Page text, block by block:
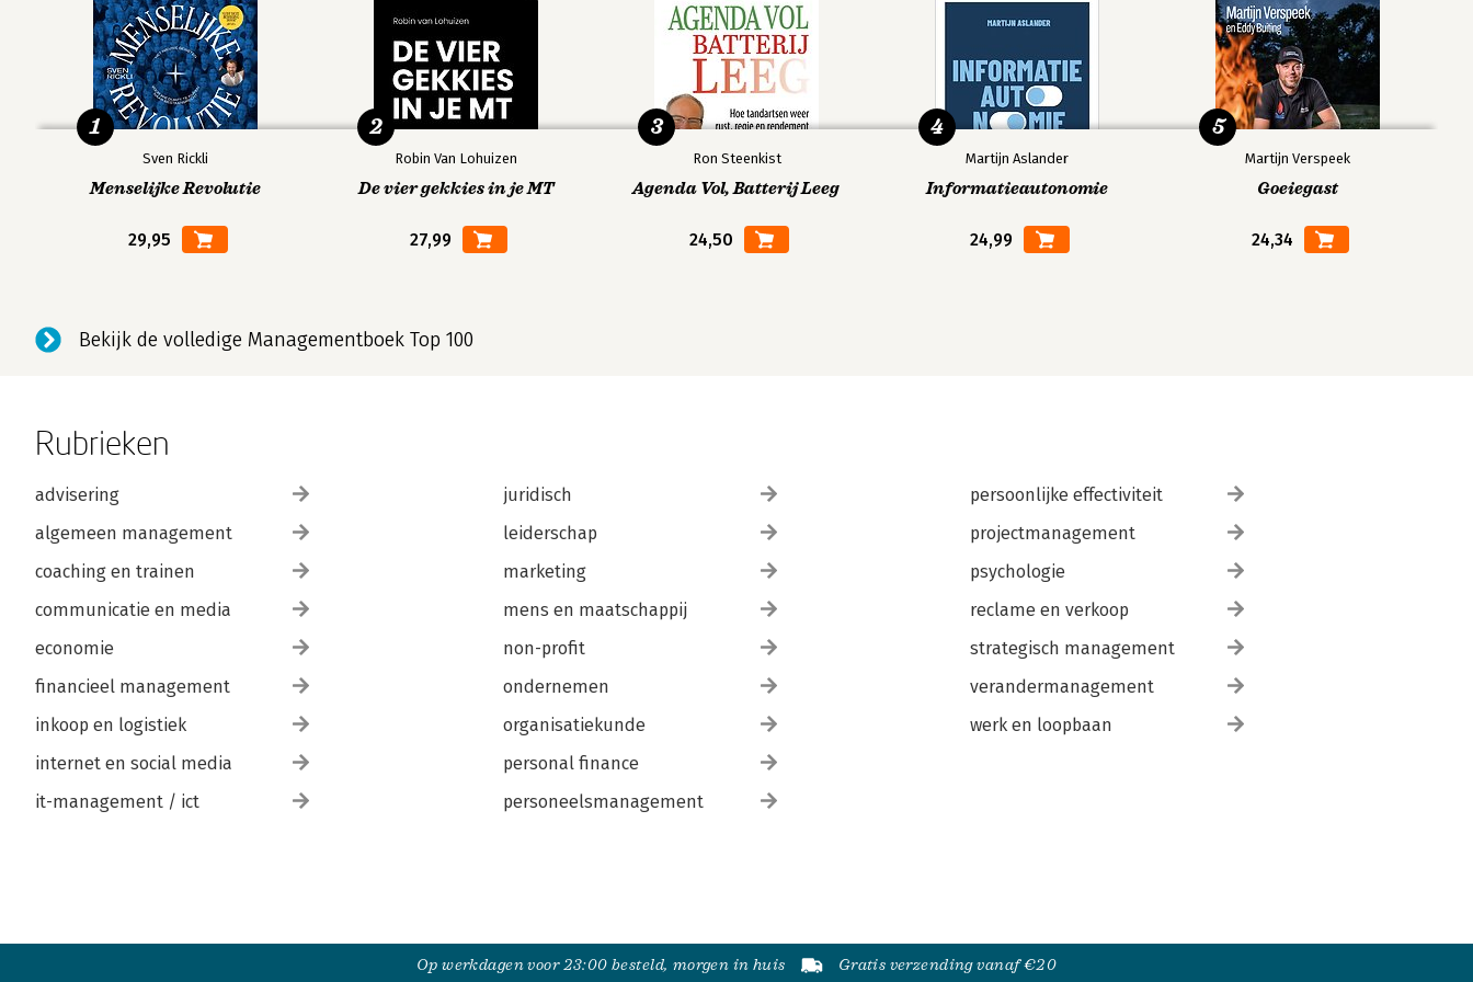
Sven Rickli
Menselijke Revolutie
29,95
1
Robin Van Lohuizen
De vier gekkies in je MT
27,99
2
Ron Steenkist
Agenda Vol, Batterij Leeg
24,50
3
Martijn Aslander
Informatieautonomie
24,99
4
Martijn Verspeek
Goeiegast
24,34
5
Bekijk de volledige Managementboek Top 100
Rubrieken
advisering
algemeen management
coaching en trainen
communicatie en media
economie
financieel management
inkoop en logistiek
internet en social media
it-management / ict
juridisch
leiderschap
marketing
mens en maatschappij
non-profit
ondernemen
organisatiekunde
personal finance
personeelsmanagement
persoonlijke effectiviteit
projectmanagement
psychologie
reclame en verkoop
strategisch management
verandermanagement
werk en loopbaan
Op werkdagen voor 23:00 besteld, morgen in huis Gratis verzending vanaf €20